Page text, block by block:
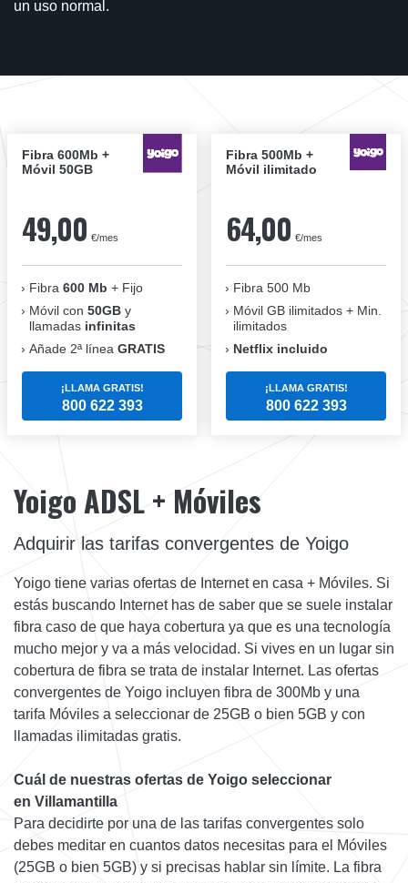
un uso normal.
Fibra 600Mb +
Móvil 50GB
49,00 €/mes
Fibra 600 Mb + Fijo
Móvil con 50GB y
llamadas infinitas
Añade 2ª línea GRATIS
¡LLAMA GRATIS!
800 622 393
Fibra 500Mb +
Móvil ilimitado
64,00 €/mes
Fibra 500 Mb
Móvil GB ilimitados + Min.
ilimitados
Netflix incluido
¡LLAMA GRATIS!
800 622 393
Yoigo ADSL + Móviles
Adquirir las tarifas convergentes de Yoigo
Yoigo tiene varias ofertas de Internet en casa + Móviles. Si
estás buscando Internet has de saber que se suele instalar
fibra caso de que haya cobertura ya que es una tecnología
mucho mejor y va a más velocidad. Si vives en un lugar sin
cobertura de fibra se trata de instalar Internet. Las ofertas
convergentes de Yoigo incluyen fibra de 300Mb y una
tarifa Móviles a seleccionar de 25GB o bien 5GB y con
llamadas ilimitadas gratis.
Cuál de nuestras ofertas de Yoigo seleccionar
en Villamantilla
Para decidirte por una de las tarifas convergentes solo
debes meditar en cuantos datos necesitas para el Móviles
(25GB o bien 5GB) y si precisas hablar sin límite. La fibra